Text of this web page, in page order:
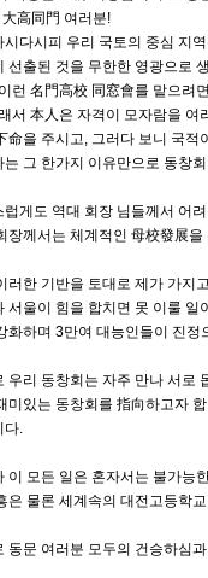
高同門 여러분!
시다시피 우리 국토의 중심 지
선출된 것을 무한한 영광으로
런 名門高校 同窓會를 맡으려
서 本人은 자격이 모자람을
命을 주시고, 그러다 보니 국
는 그 한가지 이유만으로 동창
럽게도 역대 회장 님들께서 어
장께서는 체계적인 母校發展
러한 기반을 토대로 제가 가지
서울이 힘을 합치면 못 이룰
화하며 3만여 대능인들이 진
우리 동창회는 자주 만나 서로
미있는 동창회를 指向하고자
다.
이 모든 일은 혼자서는 불가능
은 물론 세계속의 대전고등학
동문 여러분 모두의 건승하심